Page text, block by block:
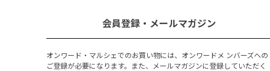
会員登録・メールマガジン
オンワード・マルシェでのお買い物には、オンワードメ ンバーズへの
ご登録が必要になります。また、メールマガジンに登録していただく